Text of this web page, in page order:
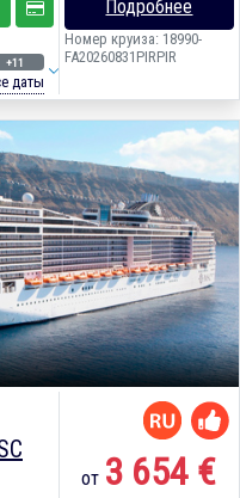
+11
даты
Подробнее
Номер круиза: 18990-
FA20260831PIRPIR
от 3 654 €